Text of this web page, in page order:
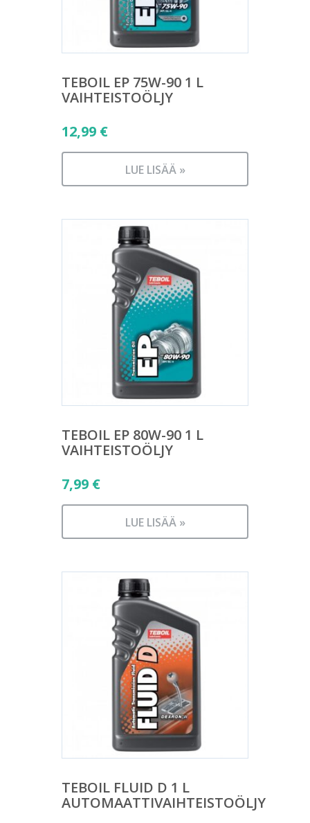
TEBOIL EP 75W-90 1 L
VAIHTEISTOÖLJY
12,99 €
LUE LISÄÄ »
TEBOIL EP 80W-90 1 L
VAIHTEISTOÖLJY
7,99 €
LUE LISÄÄ »
TEBOIL FLUID D 1 L
AUTOMAATTIVAIHTEISTOÖLJY